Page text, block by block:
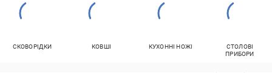
СКОВОРІДКИ КОВШІ КУХОННІ НОЖІ
СТОЛОВІ
ПРИБОРИ